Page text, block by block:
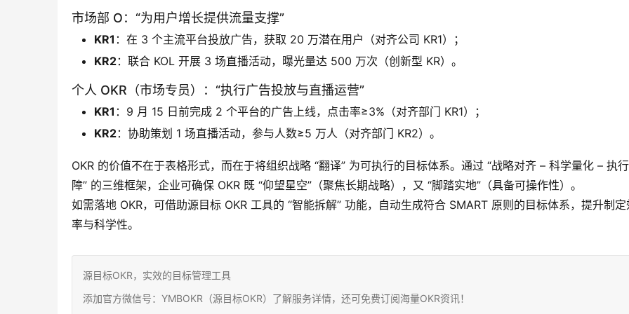
市场部 O：“为用户增长提供流量支撑”
KR1 ：在 3 个主流平台投放广告，获取 20 万潜在用户（对齐公司 KR1）；
KR2：联合 KOL 开展 3 场直播活动，曝光量达 500 万次（创新型 KR）。
个人 OKR（市场专员）：“执行广告投放与直播运营”
KR1 ：9 月 15 日前完成 2 个平台的广告上线，点击率≥3%（对齐部门 KR1）；
KR2：协助策划 1 场直播活动，参与人数≥5 万人（对齐部门 KR2）。
OKR 的价值不在于表格形式，而在于将组织战略 “翻译” 为可执行的目标体系。通过 “战略对齐 – 科学量化 – 执
障” 的三维框架，企业可确保 OKR 既 “仰望星空”（聚焦长期战略），又 “脚踏实地”（具备可操作性）。
如需落地 OKR，可借助源目标 OKR 工具的 “智能拆解” 功能，自动生成符合 SMART 原则的目标体系，提升制定
率与科学性。
源目标OKR，实效的目标管理工具
添加官方微信号：YMBOKR（源目标OKR）了解服务详情，还可免费订阅海量OKR资讯！